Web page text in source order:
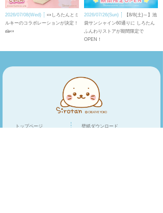
2026/07/08(Wed)
🍬しろたんとミ
ルキーのコラボレーションが決定！
🍰🍬
2026/07/26(Sun)
【8/8(土)～】池
袋サンシャイン60通りに しろたん
ふんわりストアが期間限定で
OPEN！
トップページ 壁紙ダウンロード